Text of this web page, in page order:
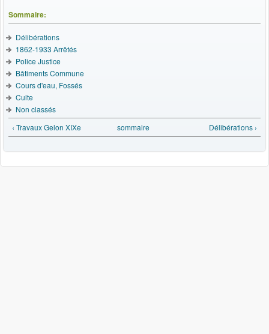
Sommaire:
Délibérations
1862-1933 Arrêtés
Police Justice
Bâtiments Commune
Cours d'eau, Fossés
Culte
Non classés
‹ Travaux Gelon XIXe
sommaire Délibérations ›